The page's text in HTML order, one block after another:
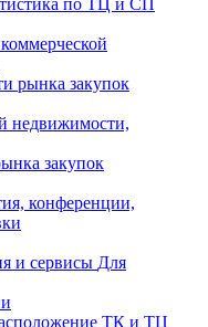
по ТЦ и СП
рынка закупок
недвижимости,
закупок
конференции,
и сервисы Для
ТК и ТЦ